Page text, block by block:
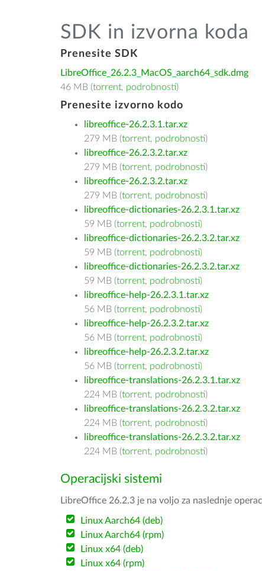
SDK in izvorna koda
Prenesite SDK
LibreOffice_26.2.3_MacOS_aarch64_sdk.dmg
46 MB (torrent, podrobnosti)
Prenesite izvorno kodo
libreoffice-26.2.3.1.tar.xz
279 MB (torrent, podrobnosti)
libreoffice-26.2.3.2.tar.xz
279 MB (torrent, podrobnosti)
libreoffice-26.2.3.2.tar.xz
279 MB (torrent, podrobnosti)
libreoffice-dictionaries-26.2.3.1.tar.xz
59 MB (torrent, podrobnosti)
libreoffice-dictionaries-26.2.3.2.tar.xz
59 MB (torrent, podrobnosti)
libreoffice-dictionaries-26.2.3.2.tar.xz
59 MB (torrent, podrobnosti)
libreoffice-help-26.2.3.1.tar.xz
56 MB (torrent, podrobnosti)
libreoffice-help-26.2.3.2.tar.xz
56 MB (torrent, podrobnosti)
libreoffice-help-26.2.3.2.tar.xz
56 MB (torrent, podrobnosti)
libreoffice-translations-26.2.3.1.tar.xz
224 MB (torrent, podrobnosti)
libreoffice-translations-26.2.3.2.tar.xz
224 MB (torrent, podrobnosti)
libreoffice-translations-26.2.3.2.tar.xz
224 MB (torrent, podrobnosti)
Operacijski sistemi
LibreOffice 26.2.3 je na voljo za naslednje
Linux Aarch64 (deb)
Linux Aarch64 (rpm)
Linux x64 (deb)
Linux x64 (rpm)